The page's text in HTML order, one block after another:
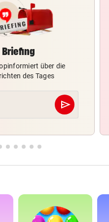
Briefing
über die
des Tages
send
Abschicken